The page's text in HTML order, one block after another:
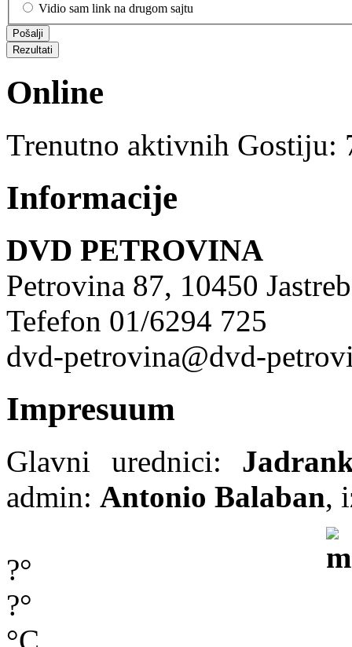
Vidio sam link na drugom sajtu
Online
Trenutno aktivnih Gostiju:
Informacije
DVD PETROVINA
Petrovina 87, 10450
Tefefon 01/6294 725
dvd-petrovina@dvd-
Impresuum
Glavni urednici:
admin: Antonio Balaban,
?°
?°